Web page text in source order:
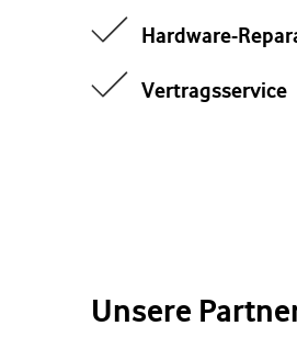
Hardware-
Vertragsservice
Unsere